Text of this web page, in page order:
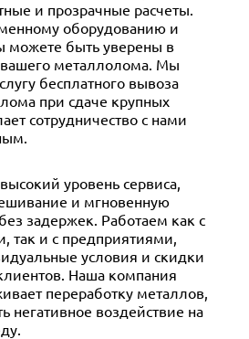
и прозрачные расчеты.
оборудованию и
можете быть уверены в
вашего металлолома. Мы
бесплатного вывоза
при сдаче крупных
сотрудничество с нами
уровень сервиса,
и мгновенную
задержек. Работаем как с
так и с предприятиями,
условия и скидки
Наша компания
переработку металлов,
негативное воздействие на